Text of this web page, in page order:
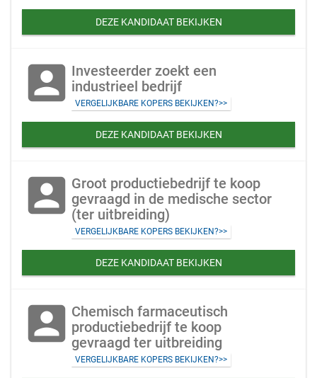
DEZE KANDIDAAT BEKIJKEN
account_box Investeerder zoekt een
industrieel bedrijf
VERGELIJKBARE KOPERS BEKIJKEN?>>
DEZE KANDIDAAT BEKIJKEN
account_box Groot productiebedrijf te koop
gevraagd in de medische sector
(ter uitbreiding)
VERGELIJKBARE KOPERS BEKIJKEN?>>
DEZE KANDIDAAT BEKIJKEN
account_box Chemisch farmaceutisch
productiebedrijf te koop
gevraagd ter uitbreiding
VERGELIJKBARE KOPERS BEKIJKEN?>>